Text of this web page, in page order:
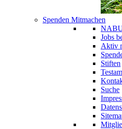
Spenden Mitmachen
Jobs
Aktiv
Stiften
Suche